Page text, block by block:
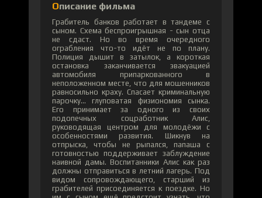
Описание фильма
Грабитель банков работает в тандеме с
сыном. Схема беспроигрышная - сын отца
не сдаст. Но во время очередного
ограбления что-то идёт не по плану.
Полиция дышит в затылок, а короткая
остановка заканчивается эвакуацией
автомобиля припаркованного в
неположенном месте, что для мошенников
равносильно краху. Спасает криминальную
парочку... глуповатая физиономия сынка.
Его принимает за одного из своих
подопечных соцработник Алис,
руководящая центром для молодёжи с
особенностями развития. Шикнув на
отпрыска, чтобы не рыпался, папаша с
готовностью поддерживает заблуждение
наивной дамы. Воспитанники Алис как раз
должны отправиться в летний лагерь. Под
видом сопровождающего, старший из
грабителей присоединяется к поездке. Но